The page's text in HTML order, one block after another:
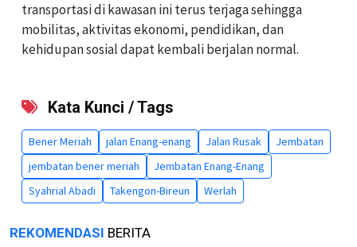
transportasi di kawasan ini terus terjaga sehingga
mobilitas, aktivitas ekonomi, pendidikan, dan
kehidupan sosial dapat kembali berjalan normal.
Kata Kunci / Tags
Bener Meriah jalan Enang-enang Jalan Rusak
Jembatan
jembatan bener meriah
Jembatan Enang-Enang
Syahrial Abadi
Takengon-Bireun Werlah
REKOMENDASI BERITA